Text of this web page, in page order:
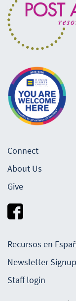
Connect
About Us
Give
Recursos en
Newsletter Signup
Staff login